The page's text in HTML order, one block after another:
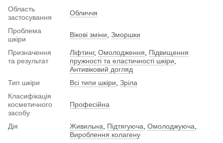
Область
застосування
Обличчя
Проблема
шкіри
Вікові зміни Зморшки
Призначення
та результат
Ліфтинг, Омолодження
Підвищення
пружності та еластичності шкіри
Антивіковий догляд
Тип шкіри
Всі типи шкіри Зріла
Класифікація
косметичного
засобу
Професійна
Дія Живильна Підтягуюча Омолоджуюча
Вироблення колагену